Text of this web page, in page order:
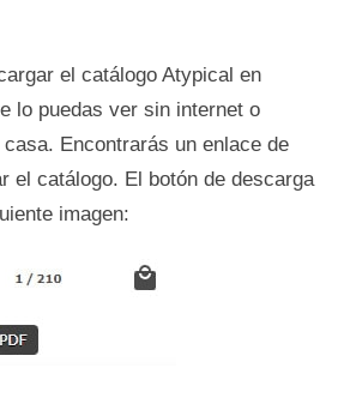
el catálogo Atypical en
lo puedas ver sin internet o
Encontrarás un enlace de
el catálogo. El botón de descarga
imagen: